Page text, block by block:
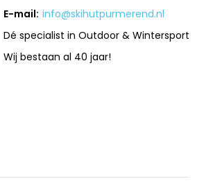
E-mail: info@skihutpurmerend.nl
Dé specialist in Outdoor & Wintersport
Wij bestaan al 40 jaar!